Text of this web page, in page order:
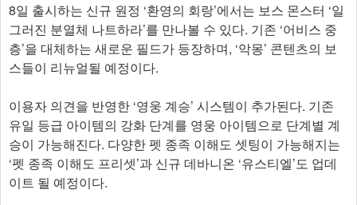
8일 출시하는 신규 원정 ‘환영의 회랑’에서는 보스 몬스터 ‘일
그러진 분열체 나트하라’를 만나볼 수 있다. 기존 ‘어비스 중
층’을 대체하는 새로운 필드가 등장하며, ‘악몽’ 콘텐츠의 보
스들이 리뉴얼될 예정이다.
이용자 의견을 반영한 ‘영웅 계승’ 시스템이 추가된다. 기존
유일 등급 아이템의 강화 단계를 영웅 아이템으로 단계별 계
승이 가능해진다. 다양한 펫 종족 이해도 셋팅이 가능해지는
‘펫 종족 이해도 프리셋’과 신규 데바니온 ‘유스티엘’도 업데
이트 될 예정이다.